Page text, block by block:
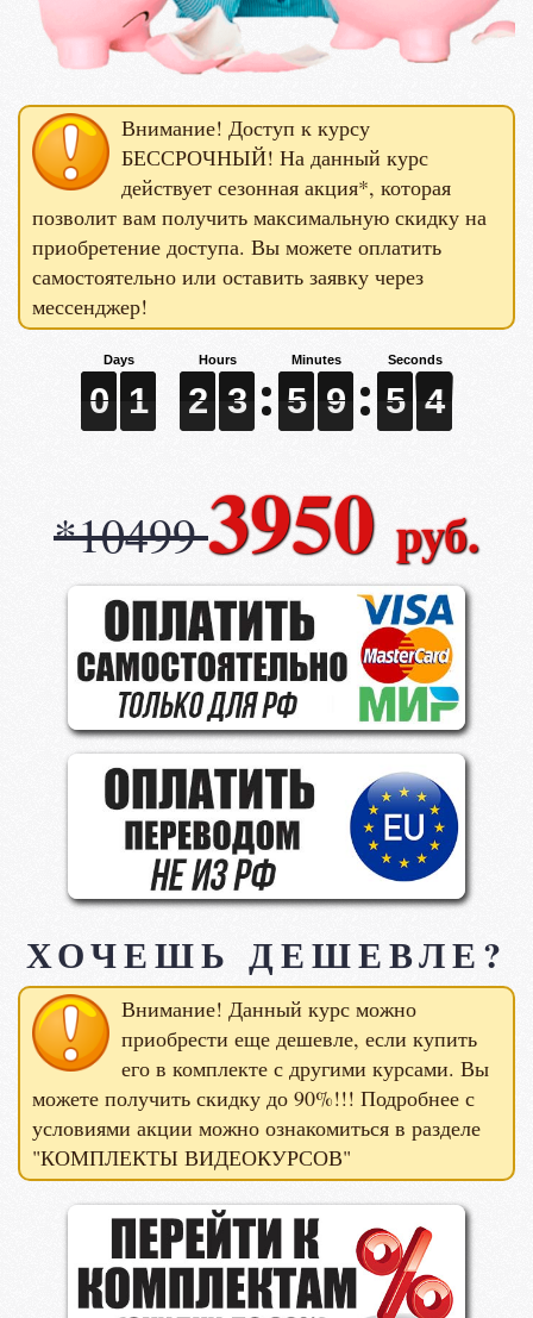
Внимание! Доступ к курсу
БЕССРОЧНЫЙ! На данный курс
действует сезонная акция*, которая
позволит вам получить максимальную скидку на
приобретение доступа. Вы можете оплатить
самостоятельно или оставить заявку через
мессенджер!
0
0
0
0 1
1
1
1 2
2
2
2 3
3
3
3 5
5
5
5 9
9
9
9 5
5
5
5 1
2
1
2
*104993950руб.
ХОЧЕШЬ ДЕШЕВЛЕ?
Внимание! Данный курс можно
приобрести еще дешевле, если купить
его в комплекте с другими курсами. Вы
можете получить скидку до 90%!!! Подробнее с
условиями акции можно ознакомиться в разделе
"КОМПЛЕКТЫ ВИДЕОКУРСОВ"